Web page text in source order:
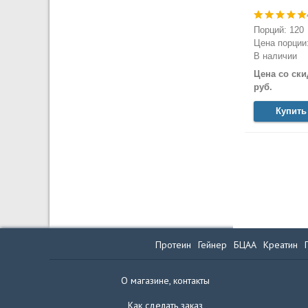
Порций: 120
Цена
В наличии
Цена со
руб.
Купить
Протеин Гейнер БЦАА Креатин
О магазине, контакты
Как сделать заказ